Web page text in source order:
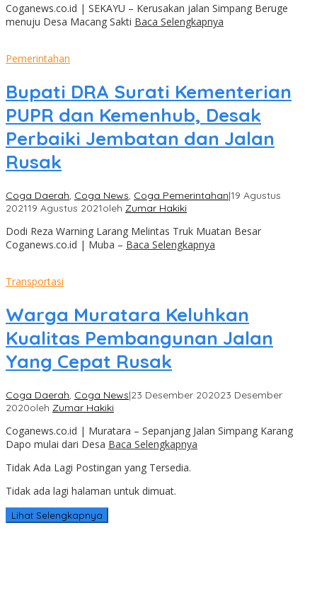
Coganews.co.id | SEKAYU – Kerusakan jalan Simpang Beruge
menuju Desa Macang Sakti Baca Selengkapnya
Pemerintahan
Bupati DRA Surati Kementerian
PUPR dan Kemenhub, Desak
Perbaiki Jembatan dan Jalan
Rusak
Coga Daerah, Coga News, Coga Pemerintahan|19 Agustus
202119 Agustus 2021oleh Zumar Hakiki
Dodi Reza Warning Larang Melintas Truk Muatan Besar
Coganews.co.id | Muba – Baca Selengkapnya
Transportasi
Warga Muratara Keluhkan
Kualitas Pembangunan Jalan
Yang Cepat Rusak
Coga Daerah, Coga News|23 Desember 202023 Desember
2020oleh Zumar Hakiki
Coganews.co.id | Muratara – Sepanjang Jalan Simpang Karang
Dapo mulai dari Desa Baca Selengkapnya
Tidak Ada Lagi Postingan yang Tersedia.
Tidak ada lagi halaman untuk dimuat.
Lihat Selengkapnya